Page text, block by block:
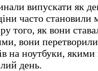
випускати як
часто
того, як вони
вони
на ноутбуки, якими
день.